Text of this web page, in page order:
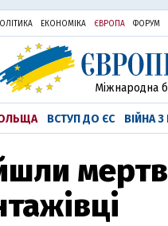
ЕКОНОМІКА ЄВРОПА ФОРУМ
Міжнародна
ВСТУП ДО ЄС ВІЙНА